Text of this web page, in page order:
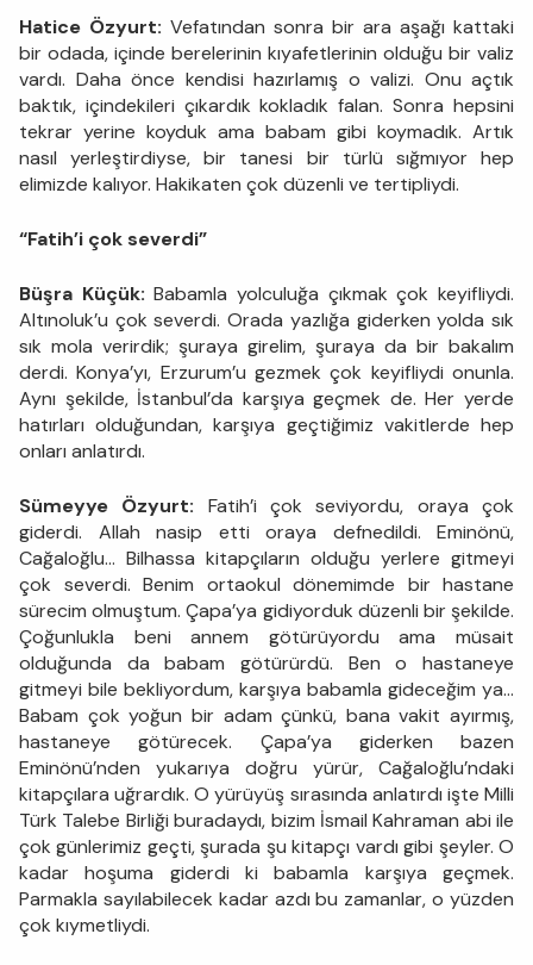
Hatice Özyurt: Vefatından sonra bir ara aşağı kattaki
bir odada, içinde berelerinin kıyafetlerinin olduğu bir valiz
vardı. Daha önce kendisi hazırlamış o valizi. Onu açtık
baktık, içindekileri çıkardık kokladık falan. Sonra hepsini
tekrar yerine koyduk ama babam gibi koymadık. Artık
nasıl yerleştirdiyse, bir tanesi bir türlü sığmıyor hep
elimizde kalıyor. Hakikaten çok düzenli ve tertipliydi.
“Fatih’i çok severdi”
Büşra Küçük: Babamla yolculuğa çıkmak çok keyifliydi.
Altınoluk’u çok severdi. Orada yazlığa giderken yolda sık
sık mola verirdik; şuraya girelim, şuraya da bir bakalım
derdi. Konya’yı, Erzurum’u gezmek çok keyifliydi onunla.
Aynı şekilde, İstanbul’da karşıya geçmek de. Her yerde
hatırları olduğundan, karşıya geçtiğimiz vakitlerde hep
onları anlatırdı.
Sümeyye Özyurt: Fatih’i çok seviyordu, oraya çok
giderdi. Allah nasip etti oraya defnedildi. Eminönü,
Cağaloğlu… Bilhassa kitapçıların olduğu yerlere gitmeyi
çok severdi. Benim ortaokul dönemimde bir hastane
sürecim olmuştum. Çapa’ya gidiyorduk düzenli bir şekilde.
Çoğunlukla beni annem götürüyordu ama müsait
olduğunda da babam götürürdü. Ben o hastaneye
gitmeyi bile bekliyordum, karşıya babamla gideceğim ya…
Babam çok yoğun bir adam çünkü, bana vakit ayırmış,
hastaneye götürecek. Çapa’ya giderken bazen
Eminönü’nden yukarıya doğru yürür, Cağaloğlu’ndaki
kitapçılara uğrardık. O yürüyüş sırasında anlatırdı işte Milli
Türk Talebe Birliği buradaydı, bizim İsmail Kahraman abi ile
çok günlerimiz geçti, şurada şu kitapçı vardı gibi şeyler. O
kadar hoşuma giderdi ki babamla karşıya geçmek.
Parmakla sayılabilecek kadar azdı bu zamanlar, o yüzden
çok kıymetliydi.